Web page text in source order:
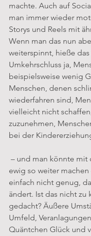
machte. Auch auf
man immer wieder
Storys und Reels mit
Wenn man das nun
weiterspinnt, hieße
Umkehrschluss ja,
beispielsweise wenig
Menschen, denen
wiederfahren sind,
vielleicht nicht
zuzunehmen,
bei der
ewig so weiter
einfach nicht genug,
ändert. Ist das nicht zu
gedacht? Äußere
Umfeld,
Quäntchen Glück und